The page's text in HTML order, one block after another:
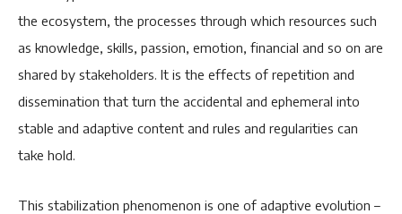
the ecosystem, the processes through which resources such
as knowledge, skills, passion, emotion, financial and so on are
shared by stakeholders. It is the effects of repetition and
dissemination that turn the accidental and ephemeral into
stable and adaptive content and rules and regularities can
take hold.
This stabilization phenomenon is one of adaptive evolution –